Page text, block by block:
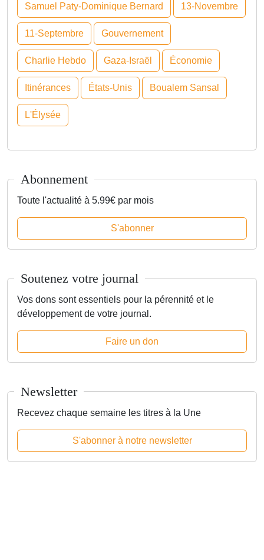
Samuel Paty-Dominique Bernard 13-Novembre
11-Septembre Gouvernement
Charlie Hebdo Gaza-Israël Économie
Itinérances États-Unis Boualem Sansal
L'Élysée
Abonnement
Toute l'actualité à 5.99€ par mois
S'abonner
Soutenez votre journal
Vos dons sont essentiels pour la pérennité et le
développement de votre journal.
Faire un don
Newsletter
Recevez chaque semaine les titres à la Une
S'abonner à notre newsletter